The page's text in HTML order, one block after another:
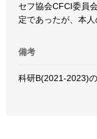
セフ協会CFCI委員
定であったが、本
備考
科研B(2021-2023)